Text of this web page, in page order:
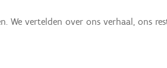
We vertelden over ons verhaal, ons